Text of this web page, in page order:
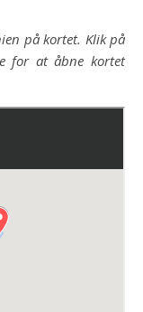
på kortet. Klik på
for at åbne kortet